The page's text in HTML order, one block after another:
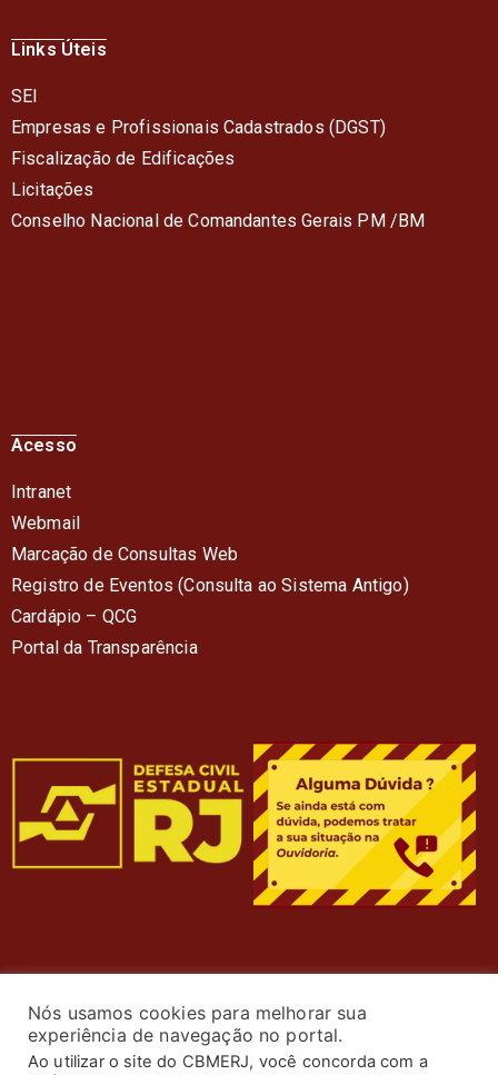
Links Úteis
SEI
Empresas e Profissionais Cadastrados (DGST)
Fiscalização de Edificações
Licitações
Conselho Nacional de Comandantes Gerais PM /BM
Acesso
Intranet
Webmail
Marcação de Consultas Web
Registro de Eventos (Consulta ao Sistema Antigo)
Cardápio – QCG
Portal da Transparência
Nós usamos cookies para melhorar sua
experiência de navegação no portal.
Ao utilizar o site do CBMERJ, você concorda com a